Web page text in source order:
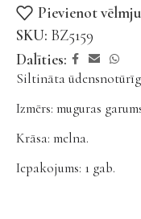
Pievienot
SKU: BZ5159
Dalīties:
Siltināta
Izmērs: muguras
Krāsa: melna.
Iepakojums: 1 gab.